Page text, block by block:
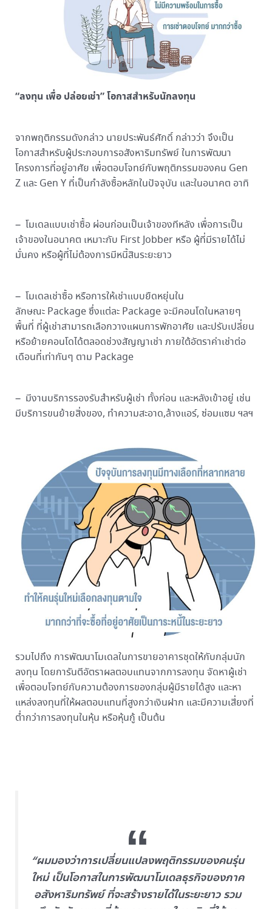
“ลงทุน เพื่อ ปล่อยเช่า” โอกาสสำหรับนักลงทุน
จากพฤติกรรมดังกล่าว นายประพันธ์ศักดิ์ กล่าวว่า จึงเป็น
โอกาสสำหรับผู้ประกอบการอสังหาริมทรัพย์ ในการพัฒนา
โครงการที่อยู่อาศัย เพื่อตอบโจทย์กับพฤติกรรมของคน Gen
Z และ Gen Y ที่เป็นกำลังซื้อหลักในปัจจุบัน และในอนาคต อาทิ
– โมเดลแบบเช่าซื้อ ผ่อนก่อนเป็นเจ้าของทีหลัง เพื่อการเป็น
เจ้าของในอนาคต เหมาะกับ First Jobber หรือ ผู้ที่มีรายได้ไม่
มั่นคง หรือผู้ที่ไม่ต้องการมีหนี้สินระยะยาว
– โมเดลเช่าซื้อ หรือการให้เช่าแบบยืดหยุ่นใน
ลักษณะ Package ซึ่งแต่ละ Package จะมีคอนโดในหลายๆ
พื้นที่ ที่ผู้เช่าสามารถเลือกวางแผนการพักอาศัย และปรับเปลี่ยน
หรือย้ายคอนโดได้ตลอดช่วงสัญญาเช่า ภายใต้อัตราค่าเช่าต่อ
เดือนที่เท่ากันๆ ตาม Package
– มีงานบริการรองรับสำหรับผู้เช่า ทั้งก่อน และหลังเข้าอยู่ เช่น
มีบริการขนย้ายสิ่งของ, ทำความสะอาด,ล้างแอร์, ซ่อมแซม ฯลฯ
รวมไปถึง การพัฒนาโมเดลในการขายอาคารชุดให้กับกลุ่มนัก
ลงทุน โดยการันตีอัตราผลตอบแทนจากการลงทุน จัดหาผู้เช่า
เพื่อตอบโจทย์กับความต้องการของกลุ่มผู้มีรายได้สูง และหา
แหล่งลงทุนที่ให้ผลตอบแทนที่สูงกว่าเงินฝาก และมีความเสี่ยงที่
ต่ำกว่าการลงทุนในหุ้น หรือหุ้นกู้ เป็นต้น
“ผมมองว่าการเปลี่ยนแปลงพฤติกรรมของคนรุ่น
ใหม่ เป็นโอกาสในการพัฒนาโมเดลธุรกิจของภาค
อสังหาริมทรัพย์ ที่จะสร้างรายได้ในระยะยาว รวม